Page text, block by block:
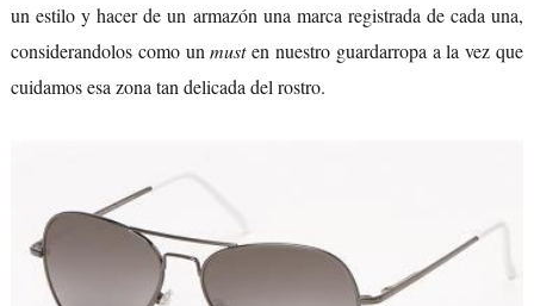
un estilo y hacer de un armazón una marca registrada de cada una,
considerandolos como un musten nuestro guardarropa a la vez que
cuidamos esa zona tan delicada del rostro.